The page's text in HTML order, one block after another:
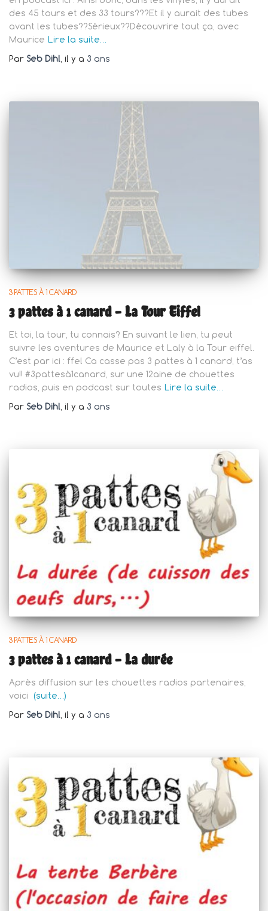
des 45 tours et des 33 tours???Et il y aurait des tubes
avant les tubes??Sérieux??Découvrire tout ça, avec
Maurice Lire la suite…
Par Seb Dihl, il y a 3 ans
3 PATTES À 1 CANARD
3 pattes à 1 canard – La Tour Eiffel
Et toi, la tour, tu connais? En suivant le lien, tu peut
suivre les aventures de Maurice et Laly à la Tour eiffel.
C’est par ici : ffel Ca casse pas 3 pattes à 1 canard, t’as
vu!! #3pattesà1canard, sur une 12aine de chouettes
radios, puis en podcast sur toutes Lire la suite…
Par Seb Dihl, il y a 3 ans
3 PATTES À 1 CANARD
3 pattes à 1 canard – La durée
Après diffusion sur les chouettes radios partenaires,
voici (suite…)
Par Seb Dihl , il y a 3 ans